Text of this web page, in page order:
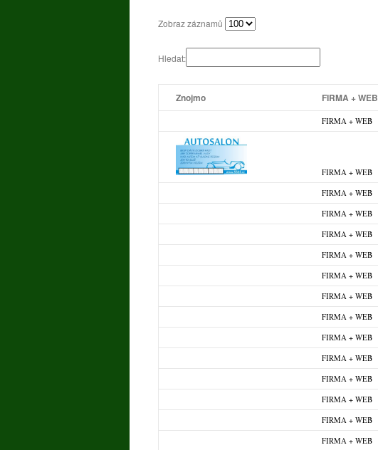
Zobraz záznamů
Hledat:
Znojmo FIRMA + WEB
FIRMA + WEB
FIRMA + WEB
FIRMA + WEB
FIRMA + WEB
FIRMA + WEB
FIRMA + WEB
FIRMA + WEB
FIRMA + WEB
FIRMA + WEB
FIRMA + WEB
FIRMA + WEB
FIRMA + WEB
FIRMA + WEB
FIRMA + WEB
FIRMA + WEB